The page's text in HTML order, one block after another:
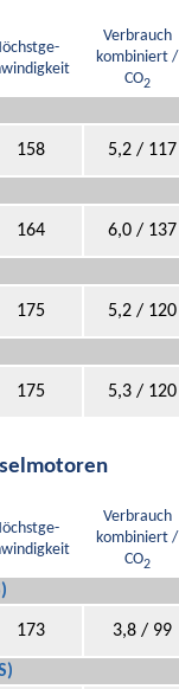
Verbrauch
kombiniert /
CO2
158 5,2 / 117
164 6,0 / 137
175 5,2 / 120
175 5,3 / 120
Verbrauch
kombiniert /
CO2
173 3,8 / 99